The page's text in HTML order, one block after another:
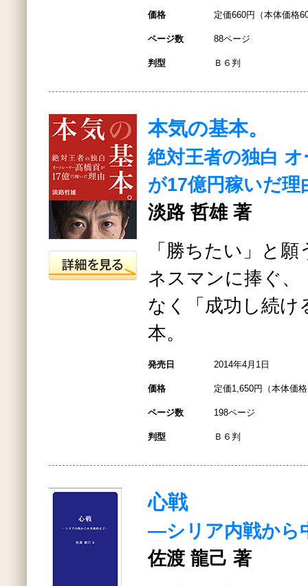
価格 定価660円（本体価格
ページ数 88ページ
判型 Ｂ６判
本気の基本。
絶対王者の独白
が17億円稼いだ理
淡路 哲雄 著
「勝ちたい」と
ネスマンに捧ぐ、
なく「成功し続け
本。
発売日 2014年4月1日
価格 定価1,650円（本体価
ページ数 198ページ
判型 Ｂ６判
心戦
―シリア内戦から
佐渡 龍己 著